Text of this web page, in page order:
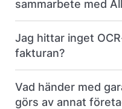
sammarbete med
Jag hittar inget
fakturan?
Vad händer med
görs av annat